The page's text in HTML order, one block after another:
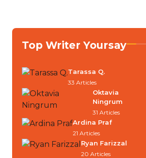
Top Writer Yoursay
Tarassa Q.
33 Articles
Oktavia
Ningrum
31 Articles
Ardina Praf
21 Articles
Ryan Farizzal
20 Articles